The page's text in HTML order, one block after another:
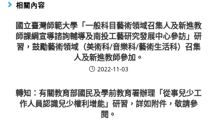
相關內容
國立臺灣師範大學「一般科目藝術領域召集人及新進教
師課綱宣導諮詢輔導及南投工藝研究發展中心參訪」研
習，鼓勵藝術領域（美術科/音樂科/藝術生活科）召集
人及新進教師參加。
2022-11-03
轉知：有關教育部國民及學前教育署辦理「從事兒少工
作人員認識兒少權利增能」研習，詳如附件，敬請參
閱。